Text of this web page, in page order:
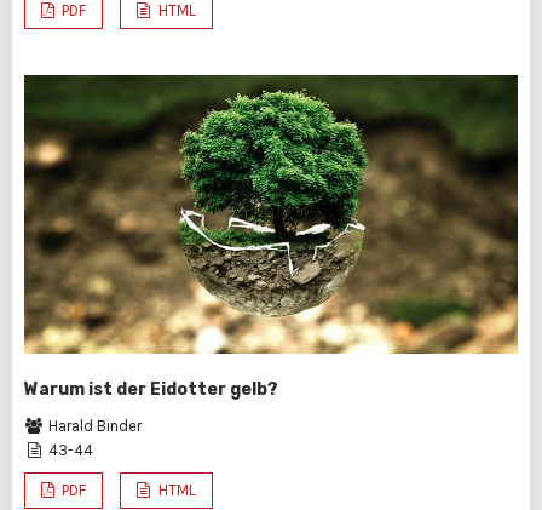
PDF HTML
Warum ist der Eidotter gelb?
Harald Binder
43-44
PDF HTML